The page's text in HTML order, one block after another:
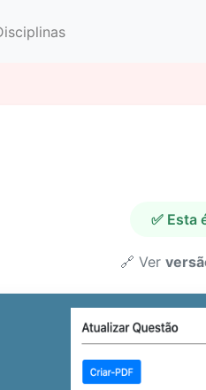
✅ Esta
🔗 Ver